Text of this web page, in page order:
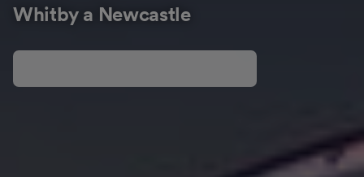
Whitby a Newcastle